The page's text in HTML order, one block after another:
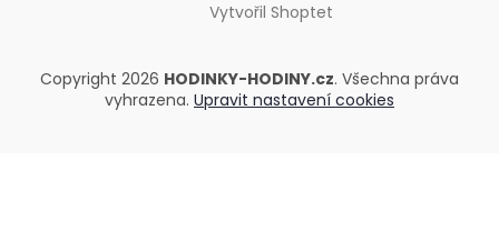
Vytvořil Shoptet
Copyright 2026 HODINKY-HODINY.cz. Všechna práva
vyhrazena. Upravit nastavení cookies